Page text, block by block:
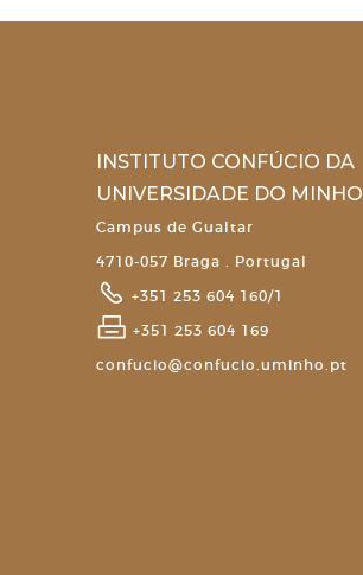
INSTITUTO CONFÚCIO DA
UNIVERSIDADE DO MINHO
Campus de Gualtar
4710-057 Braga . Portugal
+351 253 604 160/1
+351 253 604 169
confucio@confucio.uminho.pt